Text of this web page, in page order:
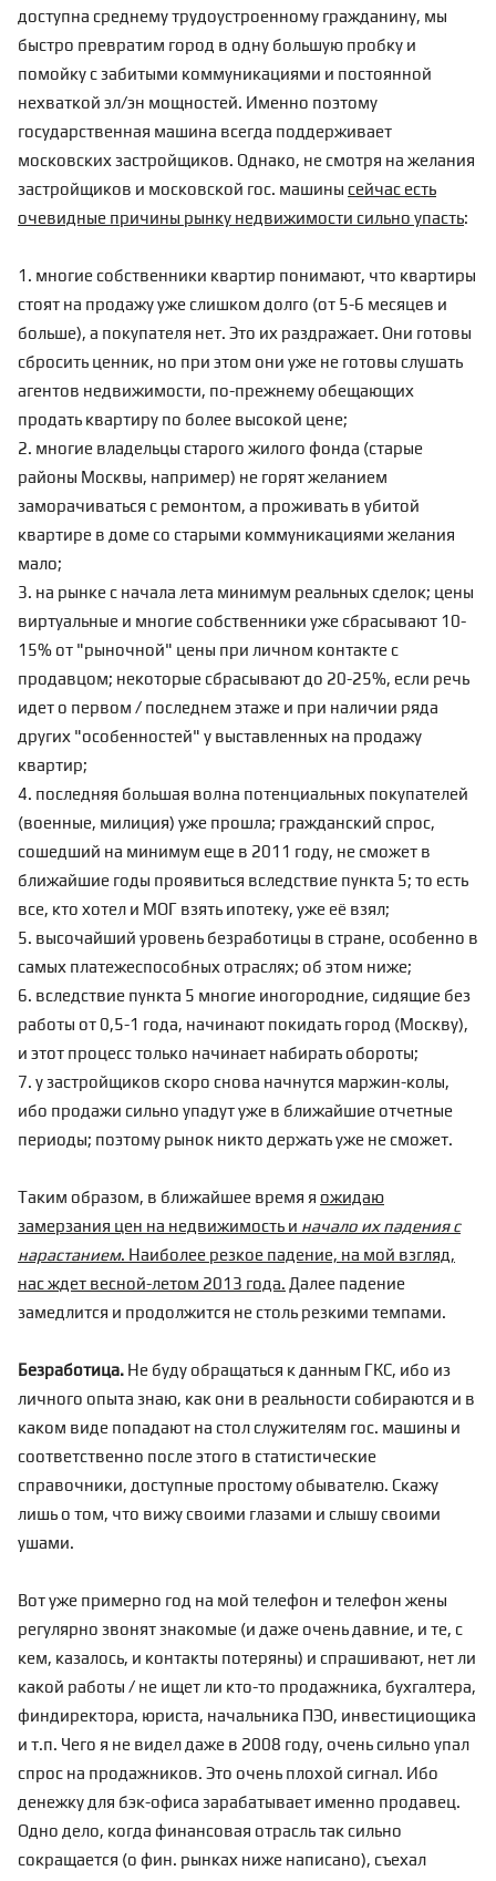
доступна среднему трудоустроенному гражданину, мы
быстро превратим город в одну большую пробку и
помойку с забитыми коммуникациями и постоянной
нехваткой эл/эн мощностей. Именно поэтому
государственная машина всегда поддерживает
московских застройщиков. Однако, не смотря на желания
застройщиков и московской гос. машины сейчас есть
очевидные причины рынку недвижимости сильно упасть:
1. многие собственники квартир понимают, что квартиры
стоят на продажу уже слишком долго (от 5-6 месяцев и
больше), а покупателя нет. Это их раздражает. Они готовы
сбросить ценник, но при этом они уже не готовы слушать
агентов недвижимости, по-прежнему обещающих
продать квартиру по более высокой цене;
2. многие владельцы старого жилого фонда (старые
районы Москвы, например) не горят желанием
заморачиваться с ремонтом, а проживать в убитой
квартире в доме со старыми коммуникациями желания
мало;
3. на рынке с начала лета минимум реальных сделок; цены
виртуальные и многие собственники уже сбрасывают 10-
15% от "рыночной" цены при личном контакте с
продавцом; некоторые сбрасывают до 20-25%, если речь
идет о первом / последнем этаже и при наличии ряда
других "особенностей" у выставленных на продажу
квартир;
4. последняя большая волна потенциальных покупателей
(военные, милиция) уже прошла; гражданский спрос,
сошедший на минимум еще в 2011 году, не сможет в
ближайшие годы проявиться вследствие пункта 5; то есть
все, кто хотел и МОГ взять ипотеку, уже её взял;
5. высочайший уровень безработицы в стране, особенно в
самых платежеспособных отраслях; об этом ниже;
6. вследствие пункта 5 многие иногородние, сидящие без
работы от 0,5-1 года, начинают покидать город (Москву),
и этот процесс только начинает набирать обороты;
7. у застройщиков скоро снова начнутся маржин-колы,
ибо продажи сильно упадут уже в ближайшие отчетные
периоды; поэтому рынок никто держать уже не сможет.
Таким образом, в ближайшее время я ожидаю
замерзания цен на недвижимость и начало их падения с
нарастанием. Наиболее резкое падение, на мой взгляд,
нас ждет весной-летом 2013 года. Далее падение
замедлится и продолжится не столь резкими темпами.
Безработица. Не буду обращаться к данным ГКС, ибо из
личного опыта знаю, как они в реальности собираются и в
каком виде попадают на стол служителям гос. машины и
соответственно после этого в статистические
справочники, доступные простому обывателю. Скажу
лишь о том, что вижу своими глазами и слышу своими
ушами.
Вот уже примерно год на мой телефон и телефон жены
регулярно звонят знакомые (и даже очень давние, и те, с
кем, казалось, и контакты потеряны) и спрашивают, нет ли
какой работы / не ищет ли кто-то продажника, бухгалтера,
финдиректора, юриста, начальника ПЭО, инвестициощика
и т.п. Чего я не видел даже в 2008 году, очень сильно упал
спрос на продажников. Это очень плохой сигнал. Ибо
денежку для бэк-офиса зарабатывает именно продавец.
Одно дело, когда финансовая отрасль так сильно
сокращается (о фин. рынках ниже написано), съехал